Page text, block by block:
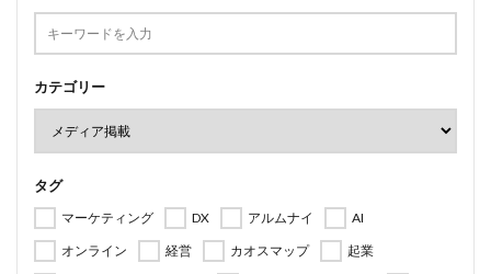
カテゴリー
タグ
マーケティング DX アルムナイ
AI
オンライン
経営 カオスマップ
起業